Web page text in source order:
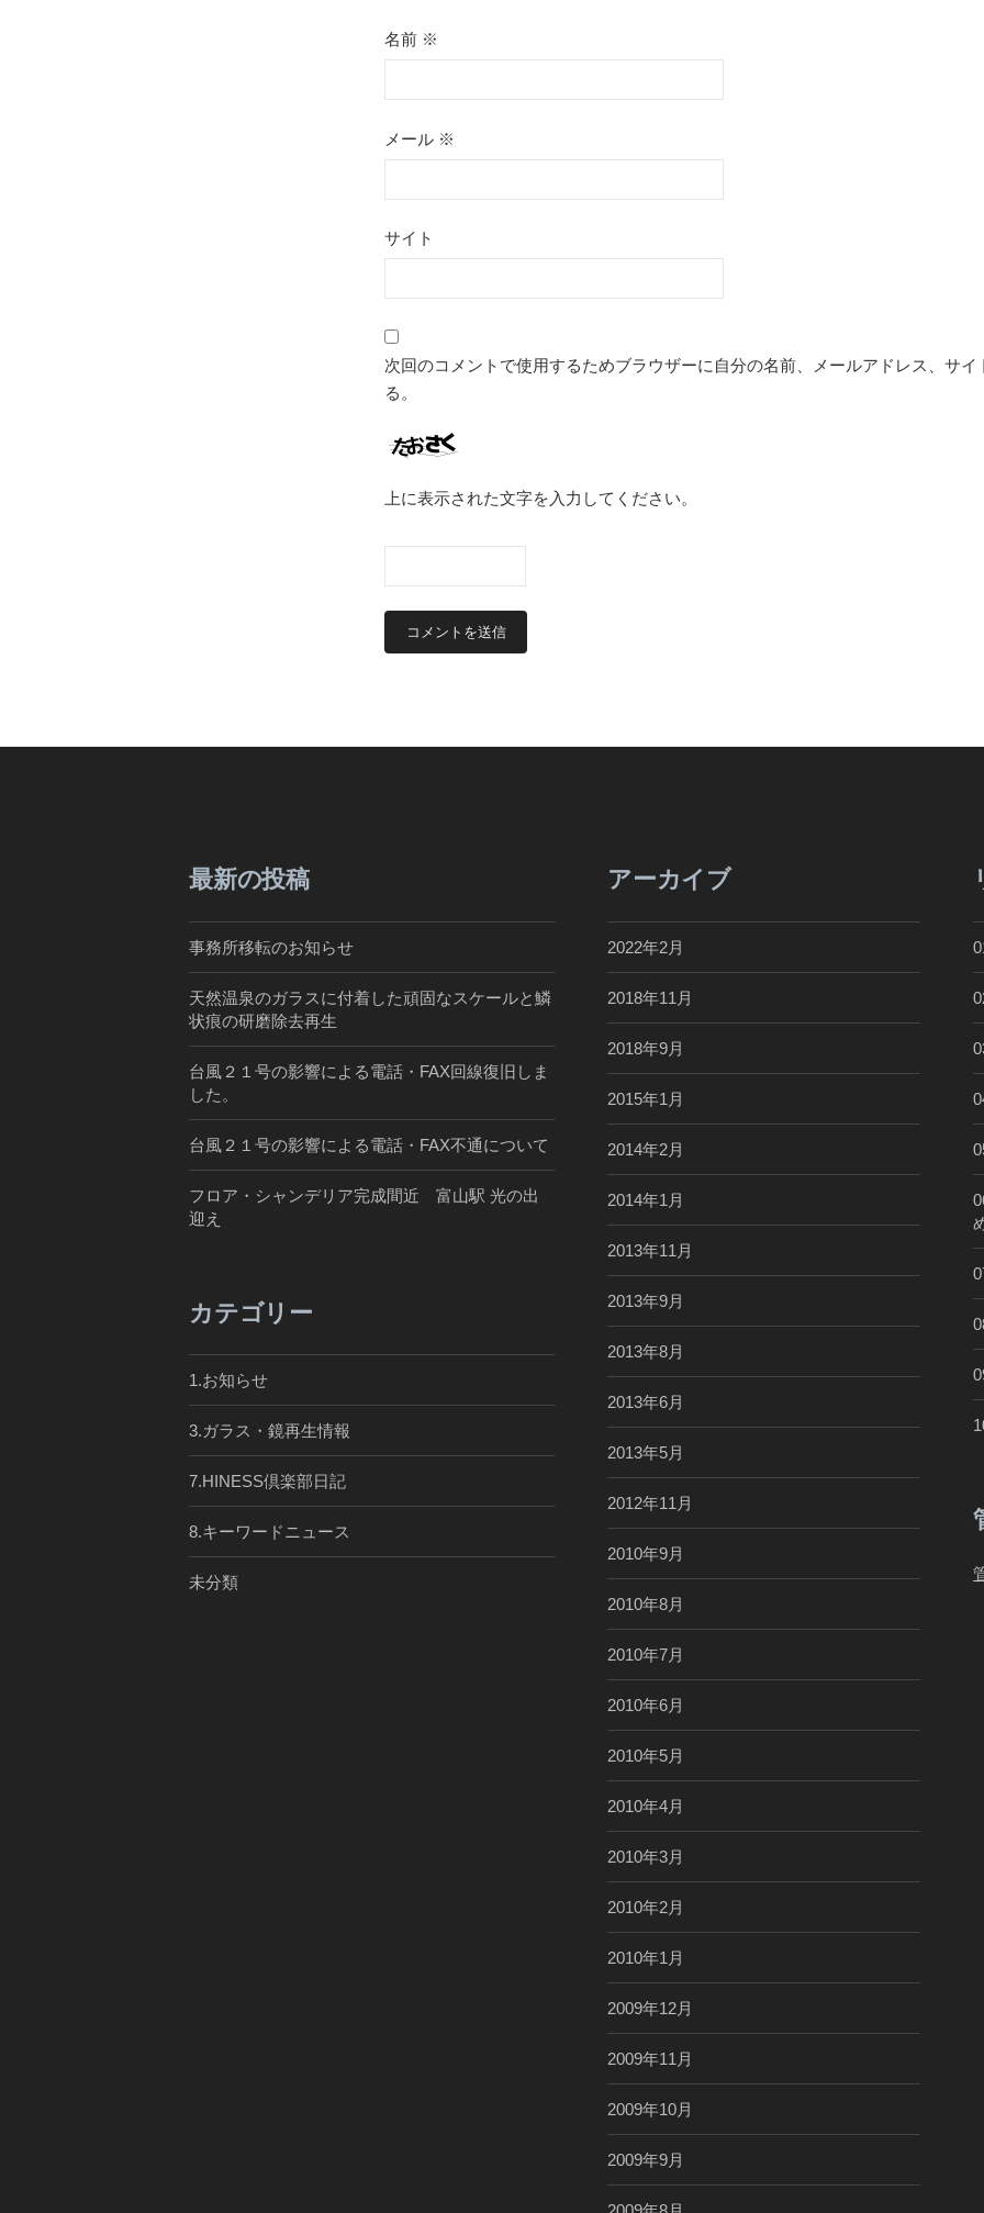
名前 ※
メール ※
サイト
次回のコメントで使用するためブラウザーに自分の名前、メールアドレス、サイ
る。
上に表示された文字を入力してください。
最新の投稿
事務所移転のお知らせ
天然温泉のガラスに付着した頑固なスケールと鱗
状痕の研磨除去再生
台風２１号の影響による電話・FAX回線復旧しま
した。
台風２１号の影響による電話・FAX不通について
フロア・シャンデリア完成間近 富山駅 光の出
迎え
カテゴリー
1.お知らせ
3.ガラス・鏡再生情報
7.HINESS倶楽部日記
8.キーワードニュース
未分類
アーカイブ
2022年2月
2018年11月
2018年9月
2015年1月
2014年2月
2014年1月
2013年11月
2013年9月
2013年8月
2013年6月
2013年5月
2012年11月
2010年9月
2010年8月
2010年7月
2010年6月
2010年5月
2010年4月
2010年3月
2010年2月
2010年1月
2009年12月
2009年11月
2009年10月
2009年9月